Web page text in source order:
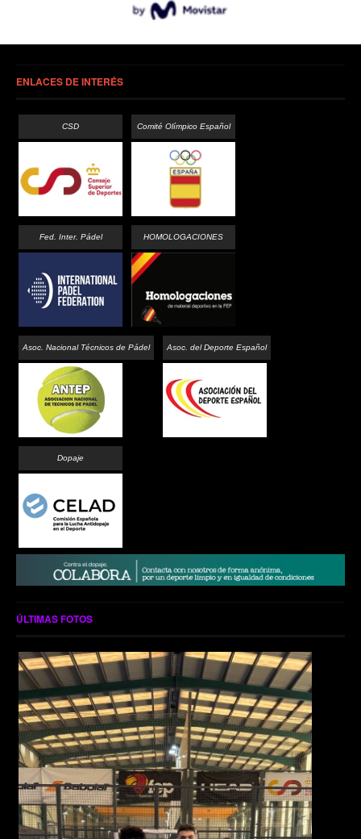
ENLACES DE INTERÉS
CSD Comité Olímpico Español
Fed. Inter. Pádel HOMOLOGACIONES
Asoc. Nacional Técnicos de Pádel Asoc. del Deporte Español
Dopaje
ÚLTIMAS FOTOS